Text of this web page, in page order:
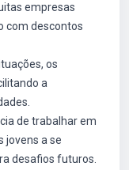
empresas
com descontos
os
a
de trabalhar em
jovens a se
desafios futuros.